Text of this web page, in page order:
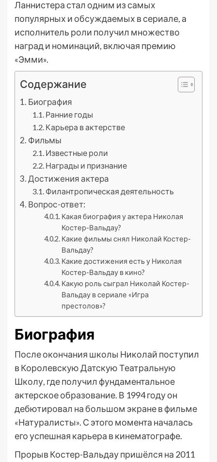
Ланнистера стал одним из самых
популярных и обсуждаемых в сериале, а
исполнитель роли получил множество
наград и номинаций, включая премию
«Эмми».
Содержание
Биография
Ранние годы
Карьера в актерстве
Фильмы
Известные роли
Награды и признание
Достижения актера
Филантропическая деятельность
Вопрос-ответ:
Какая биография у актера Николая
Костер-Вальдау?
Какие фильмы снял Николай Костер-
Вальдау?
Какие достижения есть у Николая
Костер-Вальдау в кино?
Какую роль сыграл Николай Костер-
Вальдау в сериале «Игра
престолов»?
Биография
После окончания школы Николай поступил
в Королевскую Датскую Театральную
Школу, где получил фундаментальное
актерское образование. В 1994 году он
дебютировал на большом экране в фильме
«Натуралисты». С этого момента началась
его успешная карьера в кинематографе.
Прорыв Костер-Вальдау пришёлся на 2011